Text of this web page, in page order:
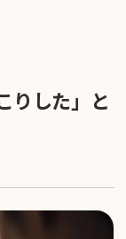
りした」と